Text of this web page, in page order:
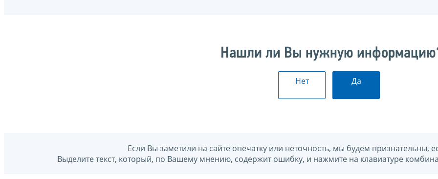
Нашли ли Вы нужную
Нет Да
Если Вы заметили на сайте опечатку или неточность, мы будем признательны,
Выделите текст, который, по Вашему мнению, содержит ошибку, и нажмите на клавиатуре